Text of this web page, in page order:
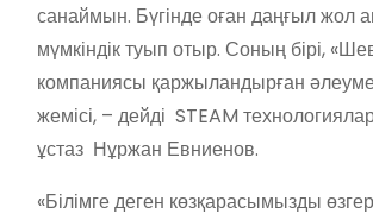
санаймын. Бүгінде оған даңғыл жол
мүмкіндік туып отыр. Соның бірі,
компаниясы қаржыландырған
жемісі, – дейді STEAM
ұстаз Нұржан Евниенов.
«Білімге деген көзқарасымызды